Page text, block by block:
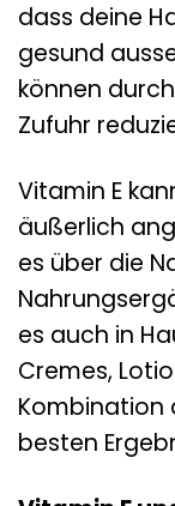
dass deine
gesund
können
Zufuhr
Vitamin E
äußerlich
es über die
es auch in
Cremes,
Kombination
besten